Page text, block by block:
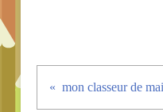
mon classeur de